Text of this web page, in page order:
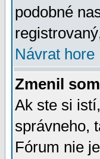
podobné
Návrat hore
Zmenil
Ak ste si
správneho,
Fórum nie